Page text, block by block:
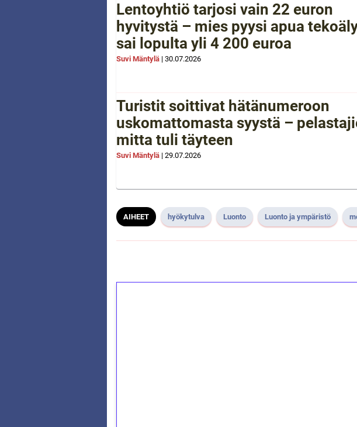
Lentoyhtiö tarjosi vain 22 euron
hyvitystä – mies pyysi apua
sai lopulta yli 4 200 euroa
Suvi Mäntylä | 30.07.2026
Turistit soittivat hätänumeroon
uskomattomasta syystä –
mitta tuli täyteen
Suvi Mäntylä | 29.07.2026
AIHEET hyökytulva Luonto Luonto ja ympäristö